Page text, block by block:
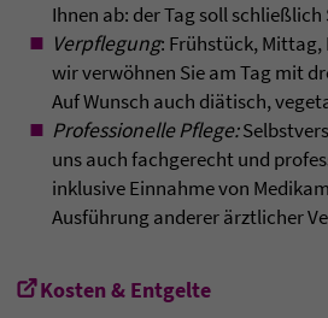
Ihnen ab: der Tag soll
Verpflegung: Frühstück, Mittag,
wir verwöhnen Sie am Tag mit
Auf Wunsch auch diätisch,
Professionelle Pflege:
uns auch fach­gerecht und
inklusive Ein­nahme von
Ausführung anderer ärztlicher
Kosten & Entgelte